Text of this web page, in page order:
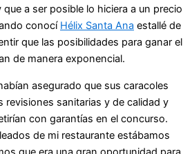
a ser posible lo hiciera a un precio
conocí Hélix Santa Ana estallé de
que las posibilidades para ganar el
de manera exponencial.
asegurado que sus caracoles
revisiones sanitarias y de calidad y
con garantías en el concurso.
de mi restaurante estábamos